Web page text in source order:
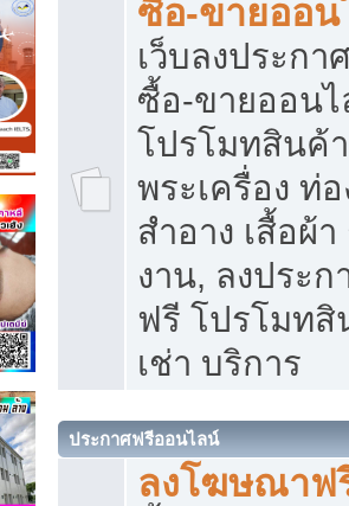
ซื้อ-ขายออน
เว็บลงประก
ซื้อ-ขายออน
โปรโมทสินค้
พระเครื่อง ท่อ
สำอาง เสื้อผ้
งาน, ลงประ
ฟรี โปรโมท
เช่า บริการ
ประกาศฟรีออนไลน์
ลงโฆษณาฟ